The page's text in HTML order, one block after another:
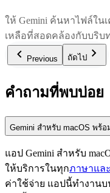
ให้ Gemini ค้นหาไฟล์ใน
เหลือที่สอดคล้องกับบริ
Previous ถัดไป
คำถามที่พบบ่อย
Gemini สำหรับ macOS พร้
แอป Gemini สำหรับ
ให้บริการในทุกภาษาแล
ค่าใช้จ่าย แอปนี้ทำงานบ